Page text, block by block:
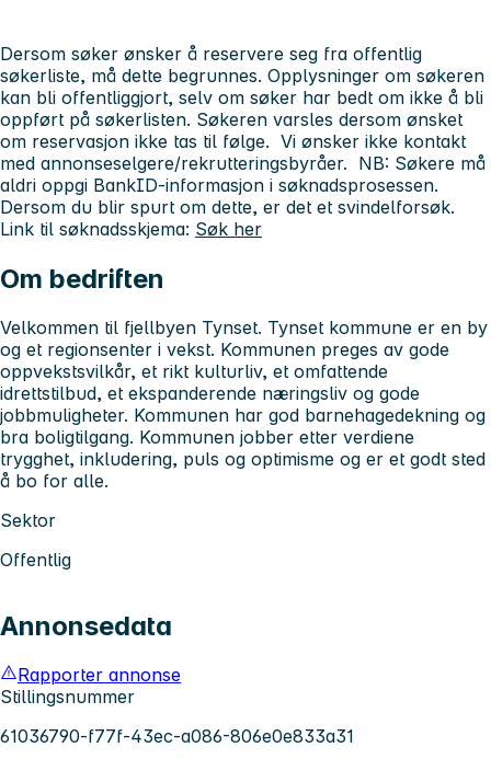
Dersom søker ønsker å reservere seg fra offentlig
søkerliste, må dette begrunnes. Opplysninger om søkeren
kan bli offentliggjort, selv om søker har bedt om ikke å bli
oppført på søkerlisten. Søkeren varsles dersom ønsket
om reservasjon ikke tas til følge. Vi ønsker ikke kontakt
med annonseselgere/rekrutteringsbyråer. NB: Søkere må
aldri oppgi BankID-informasjon i søknadsprosessen.
Dersom du blir spurt om dette, er det et svindelforsøk.
Link til søknadsskjema: Søk her
Om bedriften
Velkommen til fjellbyen Tynset. Tynset kommune er en by
og et regionsenter i vekst. Kommunen preges av gode
oppvekstsvilkår, et rikt kulturliv, et omfattende
idrettstilbud, et ekspanderende næringsliv og gode
jobbmuligheter. Kommunen har god barnehagedekning og
bra boligtilgang. Kommunen jobber etter verdiene
trygghet, inkludering, puls og optimisme og er et godt sted
å bo for alle.
Sektor
Offentlig
Annonsedata
Rapporter annonse
Stillingsnummer
61036790-f77f-43ec-a086-806e0e833a31